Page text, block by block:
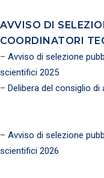
AVVISO DI
COORDINATORI
– Avviso di selezione
scientifici 2025
– Delibera del consiglio
– Avviso di selezione
scientifici 2026